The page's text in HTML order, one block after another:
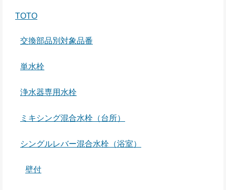
TOTO
交換部品別対象品番
単水栓
浄水器専用水栓
ミキシング混合水栓（台所）
シングルレバー混合水栓（浴室）
壁付